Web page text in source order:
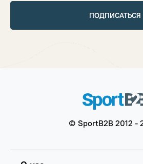
ПОДПИСАТЬСЯ
© SportB2B 2012 -